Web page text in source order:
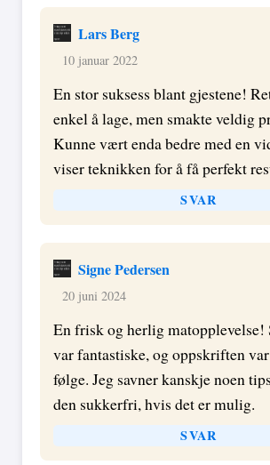
Lars Berg
10 januar 2022
En stor suksess blant gjestene!
enkel å lage, men smakte veldig
Kunne vært enda bedre med en
viser teknikken for å få perfekt
SVAR
Signe Pedersen
20 juni 2024
En frisk og herlig matopplevelse!
var fantastiske, og oppskriften
følge. Jeg savner kanskje noen
den sukkerfri, hvis det er mulig.
SVAR